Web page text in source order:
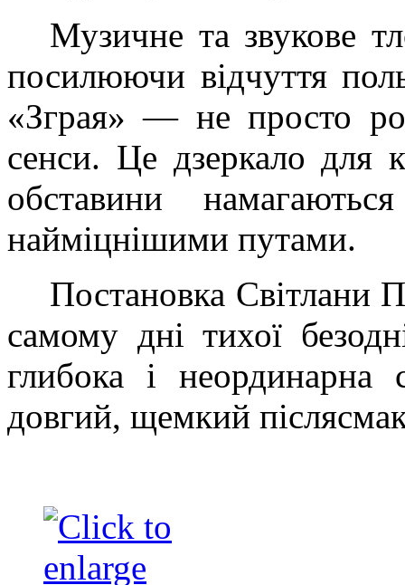
Музичне та звукове
посилюючи відчуття
«Зграя» — не просто
сенси. Це дзеркало для
обставини
найміцнішими путами.
Постановка Світлани
самому дні тихої
глибока і неординарна
довгий, щемкий